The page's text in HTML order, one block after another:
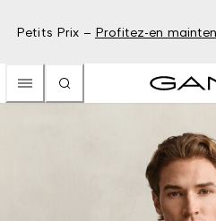
Petits Prix – Profitez-en